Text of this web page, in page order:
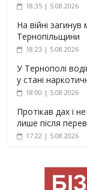
18:35 | 5.08.2026
На війні
Тернопільщини
18:23 | 5.08.2026
У Тернополі
у стані
18:00 | 5.08.2026
Протікав дах і
лише після
17:22 | 5.08.2026